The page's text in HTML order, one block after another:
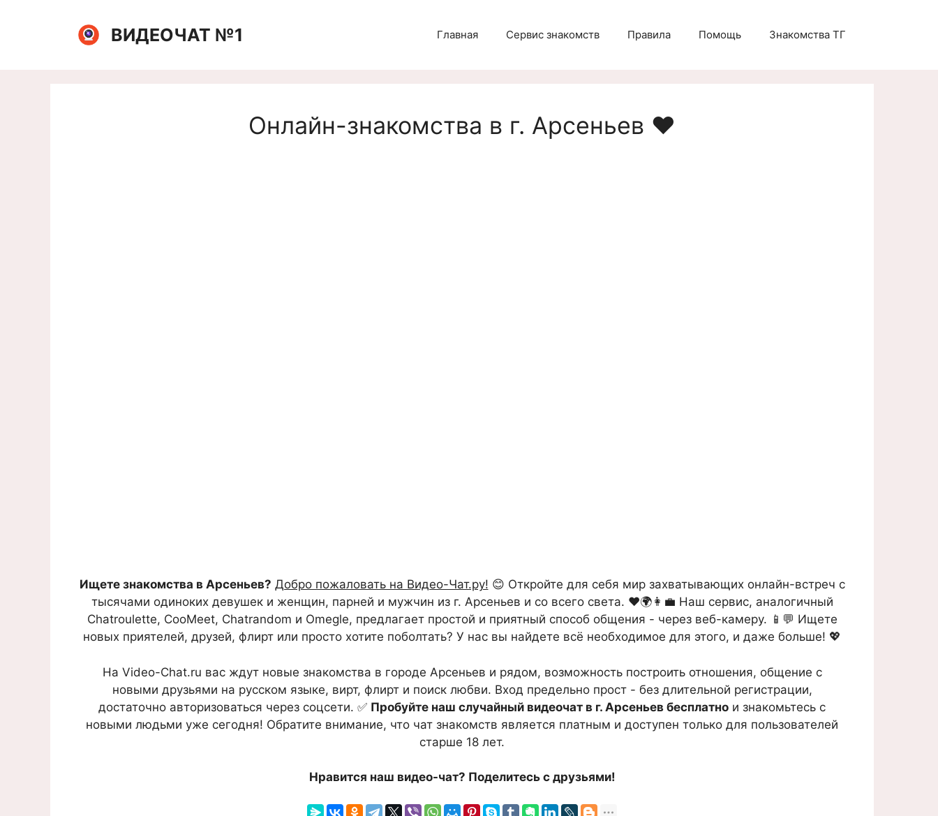
содержимому
ВИДЕОЧАТ №1 Главная Сервис знакомств Правила Помощь Знакомства ТГ
Онлайн-знакомства в г. Арсеньев ❤️
Ищете знакомства в Арсеньев? Добро пожаловать на Видео-Чат.ру! 😊 Откройте для себя мир захватывающих онлайн-встреч с
тысячами одиноких девушек и женщин, парней и мужчин из г. Арсеньев и со всего света. ❤️🌍👩‍💼 Наш сервис, аналогичный
Chatroulette, CooMeet, Chatrandom и Omegle, предлагает простой и приятный способ общения - через веб-камеру. 📱💬 Ищете
новых приятелей, друзей, флирт или просто хотите поболтать? У нас вы найдете всё необходимое для этого, и даже больше! 💖
На Video-Chat.ru вас ждут новые знакомства в городе Арсеньев и рядом, возможность построить отношения, общение с
новыми друзьями на русском языке, вирт, флирт и поиск любви. Вход предельно прост - без длительной регистрации,
достаточно авторизоваться через соцсети. ✅ Пробуйте наш случайный видеочат в г. Арсеньев бесплатно и знакомьтесь с
новыми людьми уже сегодня! Обратите внимание, что чат знакомств является платным и доступен только для пользователей
старше 18 лет.
Нравится наш видео-чат? Поделитесь с друзьями!